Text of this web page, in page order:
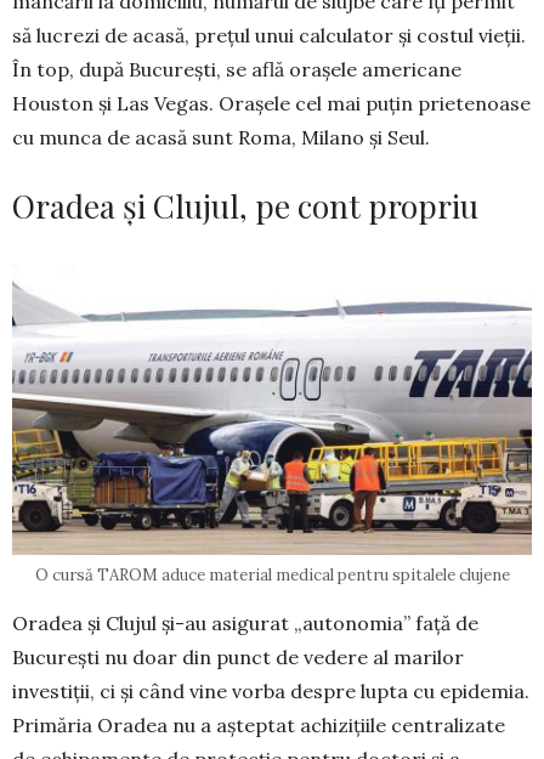
să lucrezi de acasă, prețul unui calculator și costul vieții.
În top, după București, se află orașele ameri­cane
Houston și Las Vegas. Orașele cel mai puțin prie­tenoase
cu mun­ca de acasă sunt Roma, Milano și Seul.
Oradea și Clujul, pe cont propriu
O cursă TAROM aduce material medical pentru spitalele clujene
Oradea și Clujul și-au asigurat „autonomia” față de
București nu doar din punct de vedere al ma­rilor
investiții, ci și când vine vorba despre lupta cu epidemia.
Primăria Oradea nu a așteptat achizițiile centralizate